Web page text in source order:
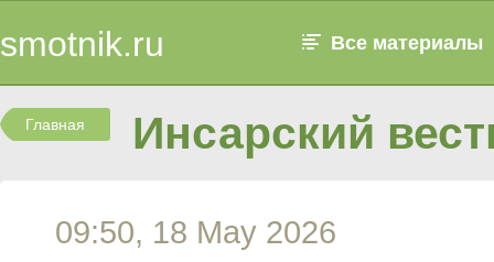
smotnik.ru Все материалы
Главная Инсарский
09:50, 18 May 2026